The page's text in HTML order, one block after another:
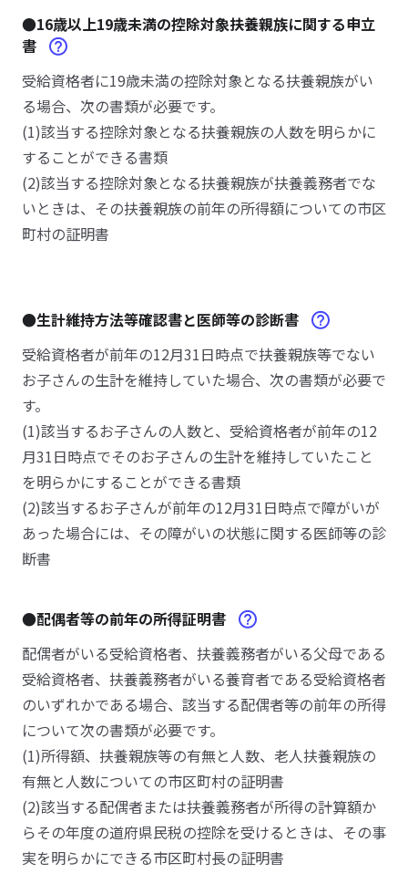
●16歳以上19歳未満の控除対象扶養親族に関する申立
書
受給資格者に19歳未満の控除対象となる扶養親族がい
る場合、次の書類が必要です。
(1)該当する控除対象となる扶養親族の人数を明らかに
することができる書類
(2)該当する控除対象となる扶養親族が扶養義務者でな
いときは、その扶養親族の前年の所得額についての市区
町村の証明書
●生計維持方法等確認書と医師等の診断書
受給資格者が前年の12月31日時点で扶養親族等でない
お子さんの生計を維持していた場合、次の書類が必要で
す。
(1)該当するお子さんの人数と、受給資格者が前年の12
月31日時点でそのお子さんの生計を維持していたこと
を明らかにすることができる書類
(2)該当するお子さんが前年の12月31日時点で障がいが
あった場合には、その障がいの状態に関する医師等の診
断書
●配偶者等の前年の所得証明書
配偶者がいる受給資格者、扶養義務者がいる父母である
受給資格者、扶養義務者がいる養育者である受給資格者
のいずれかである場合、該当する配偶者等の前年の所得
について次の書類が必要です。
(1)所得額、扶養親族等の有無と人数、老人扶養親族の
有無と人数についての市区町村の証明書
(2)該当する配偶者または扶養義務者が所得の計算額か
らその年度の道府県民税の控除を受けるときは、その事
実を明らかにできる市区町村長の証明書